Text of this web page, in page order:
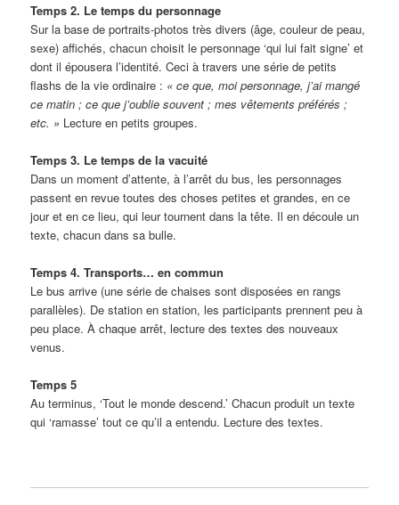
Temps 2. Le temps du personnage
Sur la base de portraits-photos très divers (âge, couleur de peau,
sexe) affichés, chacun choisit le personnage ‘qui lui fait signe’ et
dont il épousera l’identité. Ceci à travers une série de petits
flashs de la vie ordinaire : « ce que, moi personnage, j’ai mangé
ce matin ; ce que j’oublie souvent ; mes vêtements préférés ;
etc. » Lecture en petits groupes.
Temps 3. Le temps de la vacuité
Dans un moment d’attente, à l’arrêt du bus, les personnages
passent en revue toutes des choses petites et grandes, en ce
jour et en ce lieu, qui leur tournent dans la tête. Il en découle un
texte, chacun dans sa bulle.
Temps 4. Transports… en commun
Le bus arrive (une série de chaises sont disposées en rangs
parallèles). De station en station, les participants prennent peu à
peu place. À chaque arrêt, lecture des textes des nouveaux
venus.
Temps 5
Au terminus, ‘Tout le monde descend.’ Chacun produit un texte
qui ‘ramasse’ tout ce qu’il a entendu. Lecture des textes.